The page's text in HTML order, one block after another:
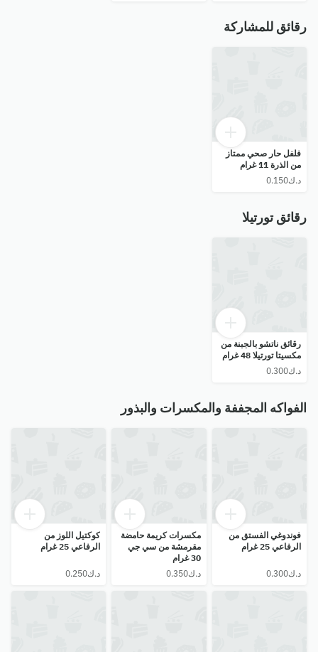
رقائق للمشاركة
فلفل حار صحي ممتاز
من الذرة 11 غرام
رقائق تورتيلا
رقائق ناتشو بالجبنة من
مكسيتا تورتيلا 48 غرام
الفواكه المجففة والمكسرات والبذور
فوندوغي الفستق من
الرفاعي 25 غرام
مكسرات كريمة حامضة
مقرمشة من سي جي
30 غرام
⁦د.ك0.350⁩
كوكتيل اللوز من
الرفاعي 25 غرام